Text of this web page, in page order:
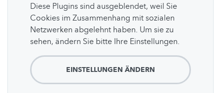
Diese Plugins sind ausgeblendet, weil Sie
Cookies im Zusammenhang mit sozialen
Netzwerken abgelehnt haben. Um sie zu
sehen, ändern Sie bitte Ihre Einstellungen.
EINSTELLUNGEN ÄNDERN